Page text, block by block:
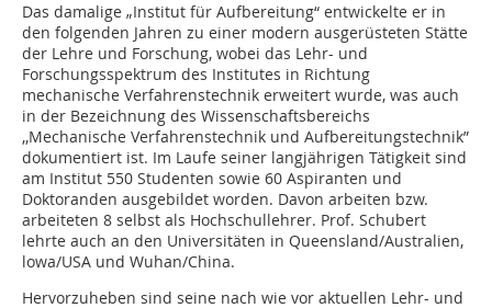
Das damalige „Institut für Aufbereitung“ entwickelte er in
den folgenden Jahren zu einer modern ausgerüsteten Stätte
der Lehre und Forschung, wobei das Lehr- und
Forschungsspektrum des Institutes in Richtung
mechanische Verfahrenstechnik erweitert wurde, was auch
in der Bezeichnung des Wissenschaftsbereichs
,,Mechanische Verfahrenstechnik und Aufbereitungstechnik”
dokumentiert ist. Im Laufe seiner langjährigen Tätigkeit sind
am Institut 550 Studenten sowie 60 Aspiranten und
Doktoranden ausgebildet worden. Davon arbeiten bzw.
arbeiteten 8 selbst als Hochschullehrer. Prof. Schubert
lehrte auch an den Universitäten in Queensland/Australien,
lowa/USA und Wuhan/China.
Hervorzuheben sind seine nach wie vor aktuellen Lehr- und